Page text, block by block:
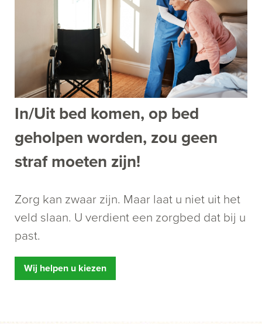
In/Uit bed komen, op bed
geholpen worden, zou geen
straf moeten zijn!
Zorg kan zwaar zijn. Maar laat u niet uit het
veld slaan. U verdient een zorgbed dat bij u
past.
Wij helpen u kiezen